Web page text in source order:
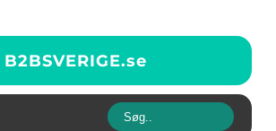
B2BSVERIGE.se